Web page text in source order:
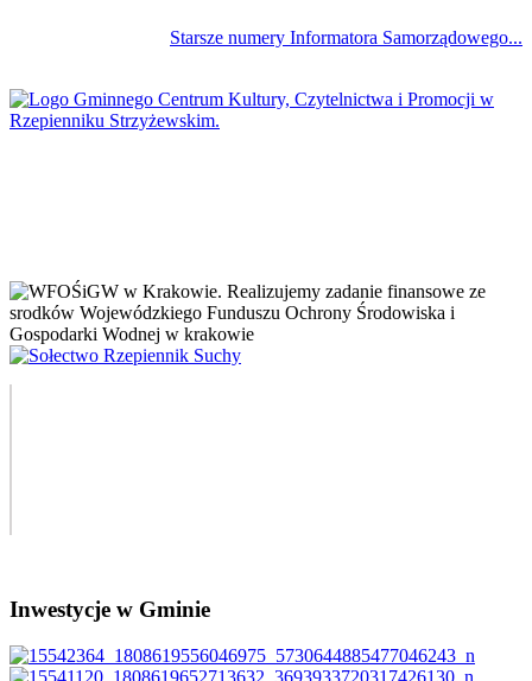
Starsze numery Informatora Samorządowego...
Inwestycje w Gminie